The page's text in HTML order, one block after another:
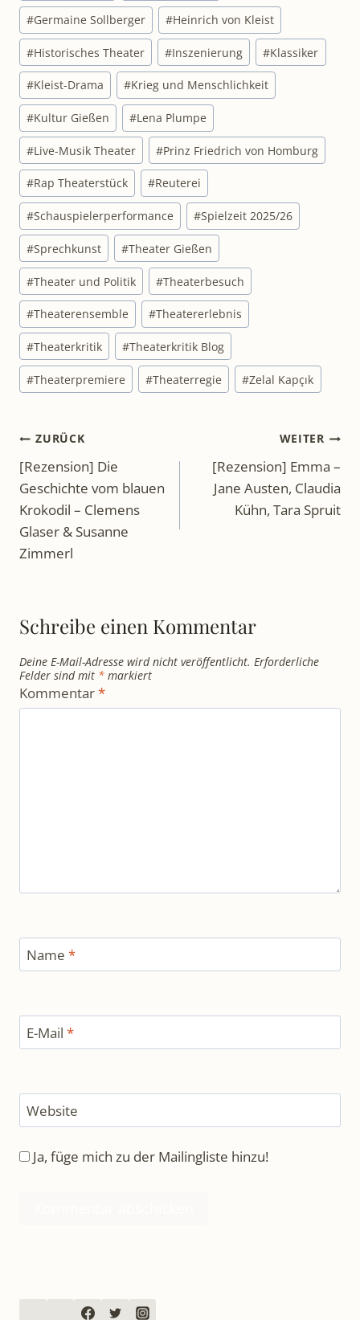
#Germaine Sollberger #Heinrich von Kleist
#Historisches Theater #Inszenierung #Klassiker
#Kleist-Drama #Krieg und Menschlichkeit
#Kultur Gießen #Lena Plumpe
#Live-Musik Theater #Prinz Friedrich von Homburg
#Rap Theaterstück #Reuterei
#Schauspielerperformance #Spielzeit 2025/26
#Sprechkunst #Theater Gießen
#Theater und Politik #Theaterbesuch
#Theaterensemble #Theatererlebnis
#Theaterkritik #Theaterkritik Blog
#Theaterpremiere #Theaterregie #Zelal Kapçık
Beitragsnavigation
ZURÜCK
[Rezension] Die
Geschichte vom blauen
Krokodil – Clemens
Glaser & Susanne
Zimmerl
WEITER
[Rezension] Emma –
Jane Austen, Claudia
Kühn, Tara Spruit
Schreibe einen Kommentar
Deine E-Mail-Adresse wird nicht veröffentlicht. Erforderliche
Felder sind mit * markiert
Kommentar*
Name *
E-Mail *
Website
Ja, füge mich zu der Mailingliste hinzu!